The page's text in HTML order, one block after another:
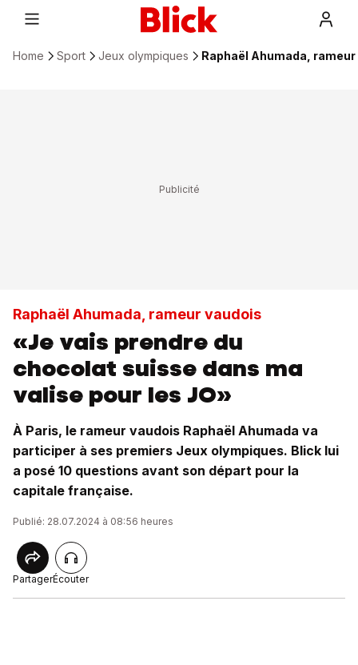
Home Sport Jeux olympiques Raphaël Ahumada,
Raphaël Ahumada, rameur vaudois
«Je vais prendre du
chocolat suisse dans ma
valise pour les JO»
À Paris, le rameur vaudois Raphaël Ahumada va
participer à ses premiers Jeux olympiques. Blick lui
a posé 10 questions avant son départ pour la
capitale française.
Publié: 28.07.2024 à 08:56 heures
PartagerÉcouter